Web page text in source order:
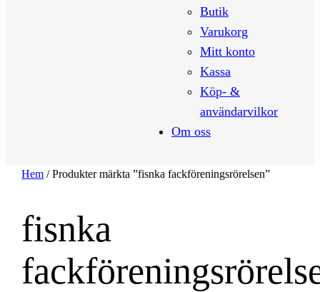
Butik
Varukorg
Mitt konto
Kassa
Köp- &
användarvilkor
Om oss
Hem / Produkter märkta ”fisnka fackföreningsrörelsen”
fisnka